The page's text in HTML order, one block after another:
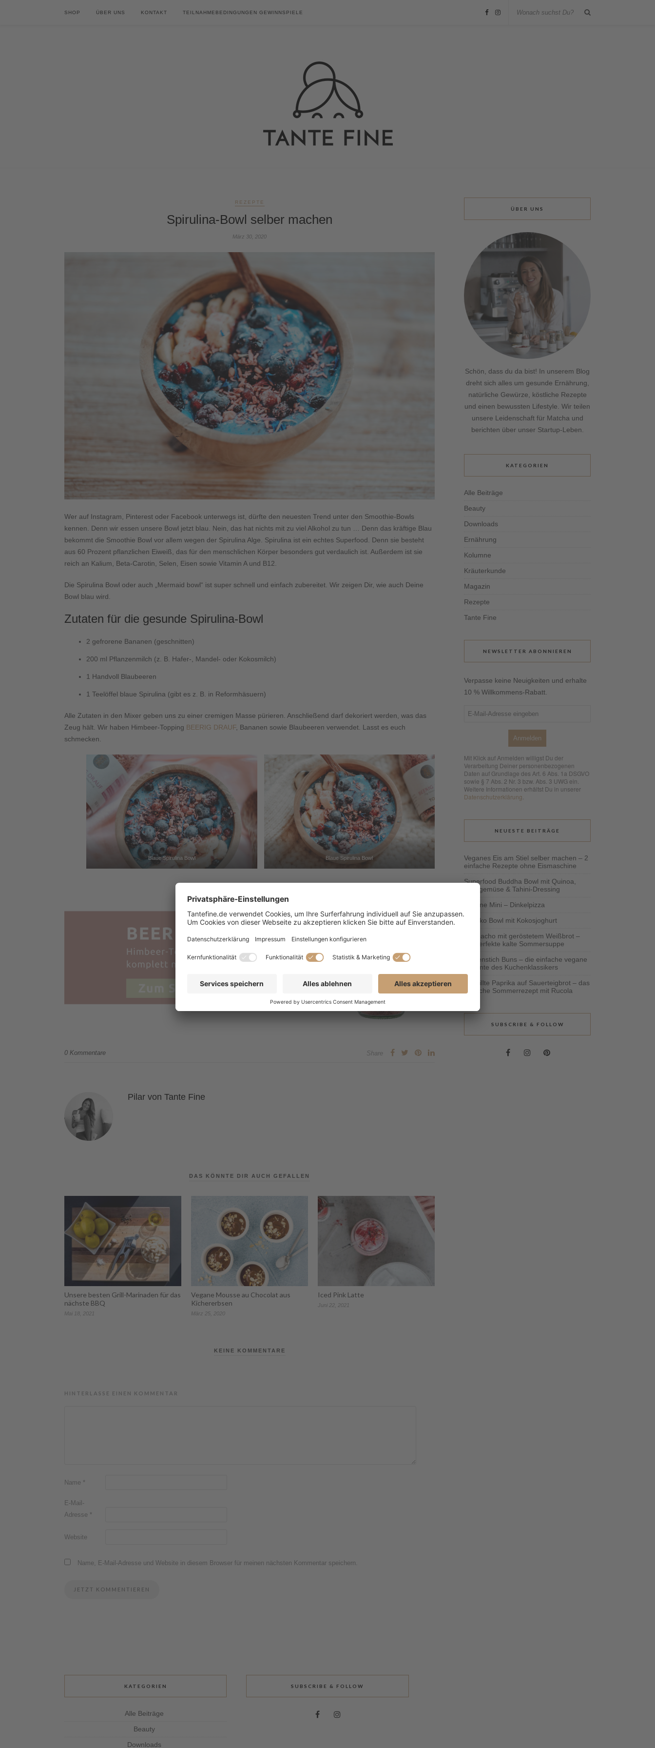
SHOP ÜBER UNS KONTAKT TEILNAHMEBEDINGUNGEN GEWINNSPIELE
REZEPTE
Spirulina-Bowl selber machen
März 30, 2020
Wer auf Instagram, Pinterest oder Facebook unterwegs ist, dürfte den neuesten Trend unter den Smoothie-Bowls
kennen. Denn wir essen unsere Bowl jetzt blau. Nein, das hat nichts mit zu viel Alkohol zu tun … Denn das kräftige Blau
bekommt die Smoothie Bowl vor allem wegen der Spirulina Alge. Spirulina ist ein echtes Superfood. Denn sie besteht
aus 60 Prozent pflanzlichen Eiweiß, das für den menschlichen Körper besonders gut verdaulich ist. Außerdem ist sie
reich an Kalium, Beta-Carotin, Selen, Eisen sowie Vitamin A und B12.
Die Spirulina Bowl oder auch „Mermaid bowl“ ist super schnell und einfach zubereitet. Wir zeigen Dir, wie auch Deine
Bowl blau wird.
Zutaten für die gesunde Spirulina-Bowl
2 gefrorene Bananen (geschnitten)
200 ml Pflanzenmilch (z. B. Hafer-, Mandel- oder Kokosmilch)
1 Handvoll Blaubeeren
1 Teelöffel blaue Spirulina (gibt es z. B. in Reformhäsuern)
Alle Zutaten in den Mixer geben uns zu einer cremigen Masse pürieren. Anschließend darf dekoriert werden, was das
Zeug hält. Wir haben Himbeer-Topping BEERIG DRAUF, Bananen sowie Blaubeeren verwendet. Lasst es euch
schmecken.
Blaue Spirulina Bowl Blaue Spirulina Bowl
0 Kommentare Share
Pilar von Tante Fine
DAS KÖNNTE DIR AUCH GEFALLEN
Unsere besten Grill-Marinaden für das
nächste BBQ
Mai 18, 2021
Vegane Mousse au Chocolat aus
Kichererbsen
März 25, 2020
Iced Pink Latte
Juni 22, 2021
KEINE KOMMENTARE
HINTERLASSE EINEN KOMMENTAR
Name *
E-Mail-
Adresse *
Website
Name, E-Mail-Adresse und Website in diesem Browser für meinen nächsten Kommentar speichern.
ÜBER UNS
Schön, dass du da bist! In unserem Blog
dreht sich alles um gesunde Ernährung,
natürliche Gewürze, köstliche Rezepte
und einen bewussten Lifestyle. Wir teilen
unsere Leidenschaft für Matcha und
berichten über unser Startup-Leben.
KATEGORIEN
Alle Beiträge
Beauty
Downloads
Ernährung
Kolumne
Kräuterkunde
Magazin
Rezepte
Tante Fine
NEWSLETTER ABONNIEREN
Verpasse keine Neuigkeiten und erhalte
10 % Willkommens-Rabatt.
Anmelden
Mit Klick auf Anmelden willigst Du der
Verarbeitung Deiner personenbezogenen
Daten auf Grundlage des Art. 6 Abs. 1a DSGVO
sowie § 7 Abs. 2 Nr. 3 bzw. Abs. 3 UWG ein.
Weitere Informationen erhältst Du in unserer
Datenschutzerklärung
NEUESTE BEITRÄGE
Veganes Eis am Stiel selber machen – 2
einfache Rezepte ohne Eismaschine
Superfood Buddha Bowl mit Quinoa,
Ofengemüse & Tahini-Dressing
Vegane Mini – Dinkelpizza
Schoko Bowl mit Kokosjoghurt
Gazpacho mit geröstetem Weißbrot –
die perfekte kalte Sommersuppe
Bienenstich Buns – die einfache vegane
Variante des Kuchenklassikers
Gegrillte Paprika auf Sauerteigbrot – das
einfache Sommerrezept mit Rucola
SUBSCRIBE & FOLLOW
KATEGORIEN
Alle Beiträge
Beauty
Downloads
SUBSCRIBE & FOLLOW